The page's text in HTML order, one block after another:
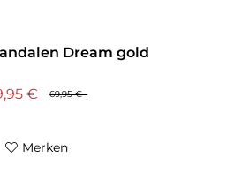
Dream gold
69,95 €
€
Merken